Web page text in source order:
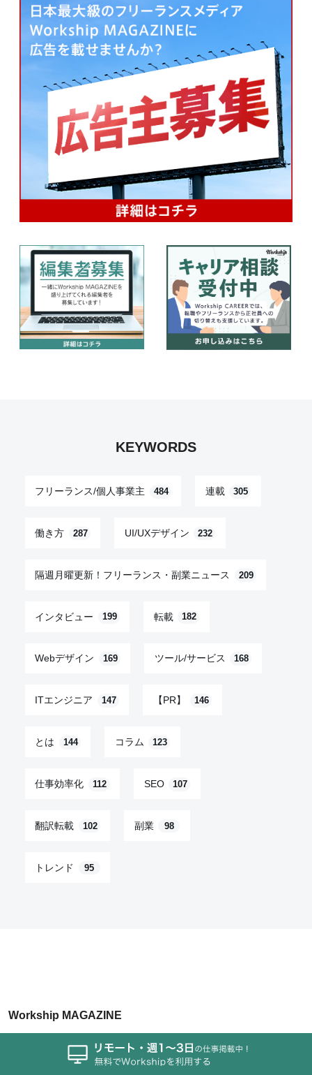
KEYWORDS
フリーランス/個人事業主 484 連載 305
働き方 287 UI/UXデザイン 232
隔週月曜更新！フリーランス・副業ニュース 209
インタビュー 199 転載 182
Webデザイン 169 ツール/サービス 168
ITエンジニア 147 【PR】 146
とは 144 コラム 123
仕事効率化 112 SEO 107
翻訳転載 102 副業 98
トレンド 95
Workship MAGAZINE
媒体資料ダウンロード